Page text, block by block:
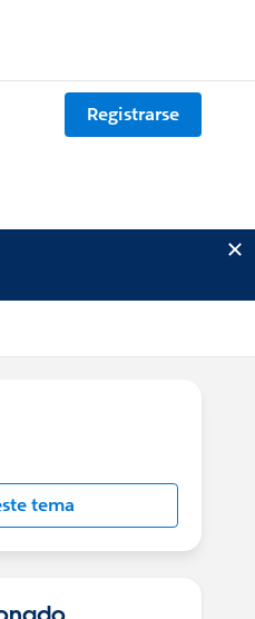
Registrarse
tema